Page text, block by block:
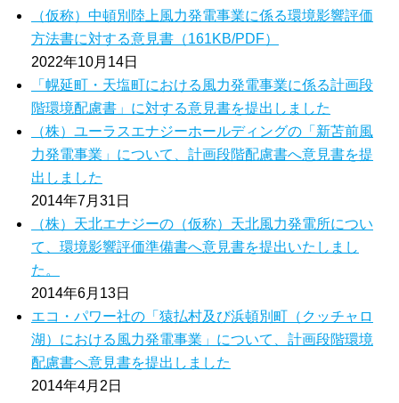
（仮称）中頓別陸上風力発電事業に係る環境影響評価
方法書に対する意見書（161KB/PDF）
2022年10月14日
「幌延町・天塩町における風力発電事業に係る計画段
階環境配慮書」に対する意見書を提出しました
（株）ユーラスエナジーホールディングの「新苫前風
力発電事業」について、計画段階配慮書へ意見書を提
出しました
2014年7月31日
（株）天北エナジーの（仮称）天北風力発電所につい
て、環境影響評価準備書へ意見書を提出いたしまし
た。
2014年6月13日
エコ・パワー社の「猿払村及び浜頓別町（クッチャロ
湖）における風力発電事業」について、計画段階環境
配慮書へ意見書を提出しました
2014年4月2日